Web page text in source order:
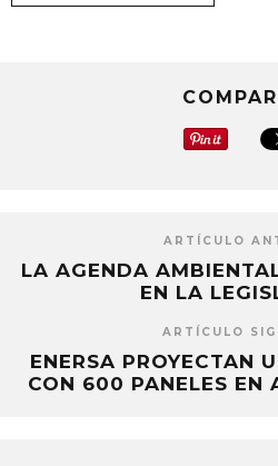
ARTÍCULO
LA AGENDA
EN LA
ARTÍCULO
ENERSA PROYECTAN
CON 600 PANELES EN